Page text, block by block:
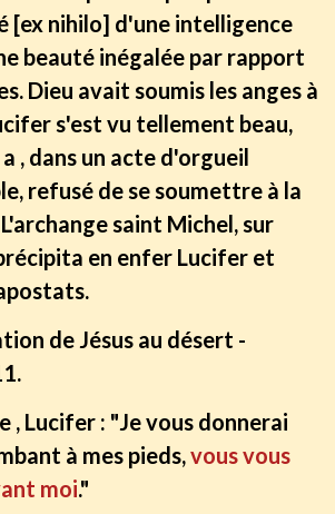
[ex nihilo] d'une intelligence
beauté inégalée par rapport
Dieu avait soumis les anges à
s'est vu tellement beau,
, dans un acte d'orgueil
refusé de se soumettre à la
saint Michel, sur
en enfer Lucifer et
de Jésus au désert -
, Lucifer : "Je vous donnerai
à mes pieds,vous vous
moi."